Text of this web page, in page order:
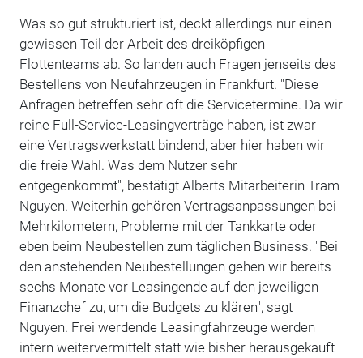
Was so gut strukturiert ist, deckt allerdings nur einen
gewissen Teil der Arbeit des dreiköpfigen
Flottenteams ab. So landen auch Fragen jenseits des
Bestellens von Neufahrzeugen in Frankfurt. "Diese
Anfragen betreffen sehr oft die Servicetermine. Da wir
reine Full-Service-Leasingverträge haben, ist zwar
eine Vertragswerkstatt bindend, aber hier haben wir
die freie Wahl. Was dem Nutzer sehr
entgegenkommt", bestätigt Alberts Mitarbeiterin Tram
Nguyen. Weiterhin gehören Vertragsanpassungen bei
Mehrkilometern, Probleme mit der Tankkarte oder
eben beim Neubestellen zum täglichen Business. "Bei
den anstehenden Neubestellungen gehen wir bereits
sechs Monate vor Leasingende auf den jeweiligen
Finanzchef zu, um die Budgets zu klären", sagt
Nguyen. Frei werdende Leasingfahrzeuge werden
intern weitervermittelt statt wie bisher herausgekauft